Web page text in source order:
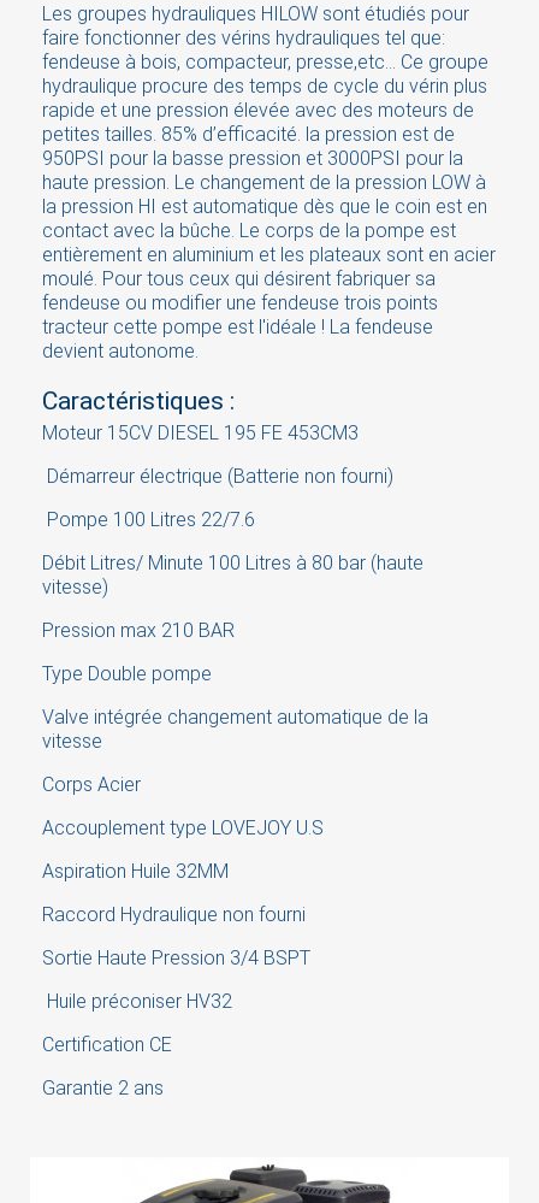
Les groupes hydrauliques HILOW sont étudiés pour
faire fonctionner des vérins hydrauliques tel que:
fendeuse à bois, compacteur, presse,etc... Ce groupe
hydraulique procure des temps de cycle du vérin plus
rapide et une pression élevée avec des moteurs de
petites tailles. 85% d’efficacité. la pression est de
950PSI pour la basse pression et 3000PSI pour la
haute pression. Le changement de la pression LOW à
la pression HI est automatique dès que le coin est en
contact avec la bûche. Le corps de la pompe est
entièrement en aluminium et les plateaux sont en acier
moulé. Pour tous ceux qui désirent fabriquer sa
fendeuse ou modifier une fendeuse trois points
tracteur cette pompe est l'idéale ! La fendeuse
devient autonome.
Caractéristiques :
Moteur 15CV DIESEL 195 FE 453CM3
Démarreur électrique (Batterie non fourni)
Pompe 100 Litres 22/7.6
Débit Litres/ Minute 100 Litres à 80 bar (haute
vitesse)
Pression max 210 BAR
Type Double pompe
Valve intégrée changement automatique de la
vitesse
Corps Acier
Accouplement type LOVEJOY U.S
Aspiration Huile 32MM
Raccord Hydraulique non fourni
Sortie Haute Pression 3/4 BSPT
Huile préconiser HV32
Certification CE
Garantie 2 ans
Sign in ×
You need to be logged in to save products in your
wish list.
Cancel